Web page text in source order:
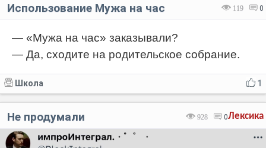
119 0
Использование Мужа на час
— «Мужа на час» заказывали?
— Да, сходите на родительское собрание.
1
Школа
Лексика
928 0
Не продумали